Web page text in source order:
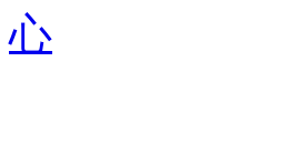
心